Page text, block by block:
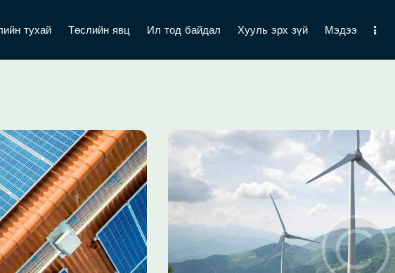
тухай Төслийн явц Ил тод байдал Хууль эрх зүй Мэдээ